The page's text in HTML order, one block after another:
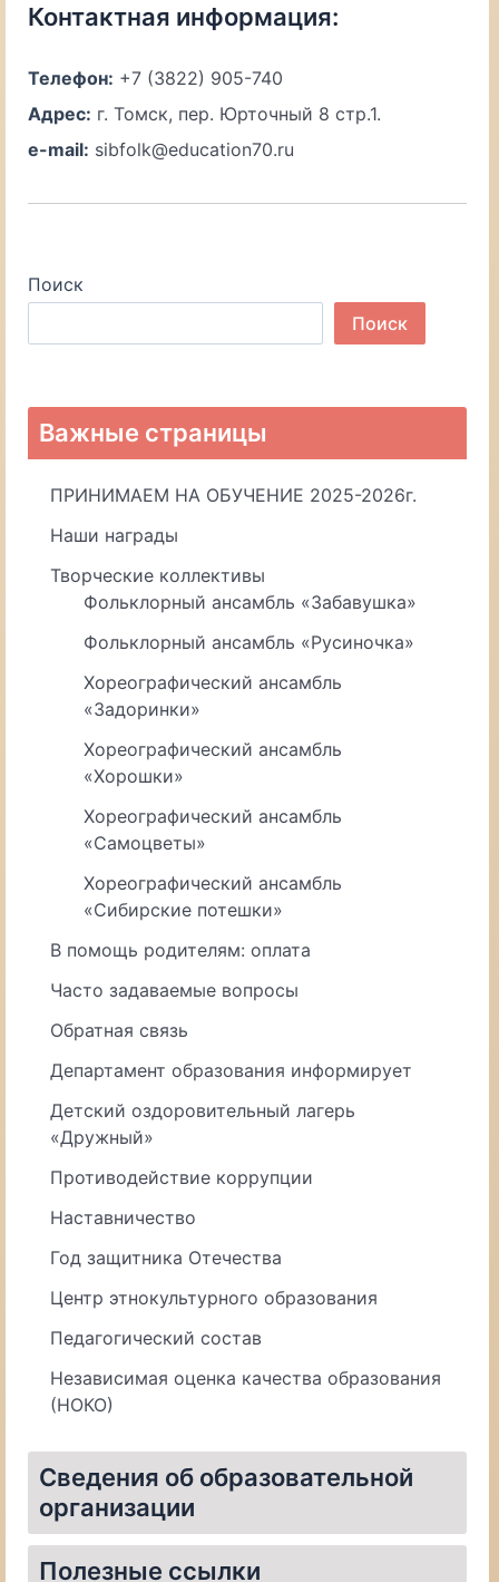
Контактная информация:
Телефон: +7 (3822) 905-740
Адрес: г. Томск, пер. Юрточный 8 стр.1.
e-mail: sibfolk@education70.ru
Поиск
Поиск
Важные страницы
ПРИНИМАЕМ НА ОБУЧЕНИЕ 2025-2026г.
Наши награды
Творческие коллективы
Фольклорный ансамбль «Забавушка»
Фольклорный ансамбль «Русиночка»
Хореографический ансамбль
«Задоринки»
Хореографический ансамбль
«Хорошки»
Хореографический ансамбль
«Самоцветы»
Хореографический ансамбль
«Сибирские потешки»
В помощь родителям: оплата
Часто задаваемые вопросы
Обратная связь
Департамент образования информирует
Детский оздоровительный лагерь
«Дружный»
Противодействие коррупции
Наставничество
Год защитника Отечества
Центр этнокультурного образования
Педагогический состав
Независимая оценка качества образования
(НОКО)
Сведения об образовательной
организации
Полезные ссылки